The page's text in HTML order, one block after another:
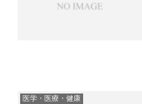
医学・医療・健康